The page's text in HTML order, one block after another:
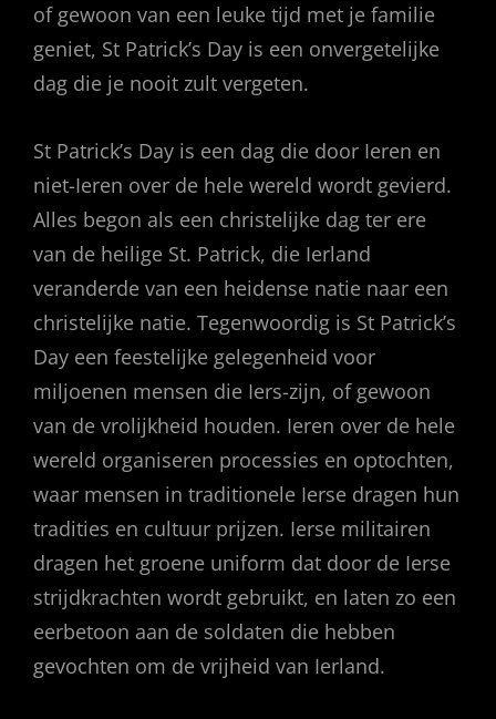
of gewoon van een leuke tijd met je familie
geniet, St Patrick’s Day is een onvergetelijke
dag die je nooit zult vergeten.
St Patrick’s Day is een dag die door Ieren en
niet-Ieren over de hele wereld wordt gevierd.
Alles begon als een christelijke dag ter ere
van de heilige St. Patrick, die Ierland
veranderde van een heidense natie naar een
christelijke natie. Tegenwoordig is St Patrick’s
Day een feestelijke gelegenheid voor
miljoenen mensen die Iers-zijn, of gewoon
van de vrolijkheid houden. Ieren over de hele
wereld organiseren processies en optochten,
waar mensen in traditionele Ierse dragen hun
tradities en cultuur prijzen. Ierse militairen
dragen het groene uniform dat door de Ierse
strijdkrachten wordt gebruikt, en laten zo een
eerbetoon aan de soldaten die hebben
gevochten om de vrijheid van Ierland.